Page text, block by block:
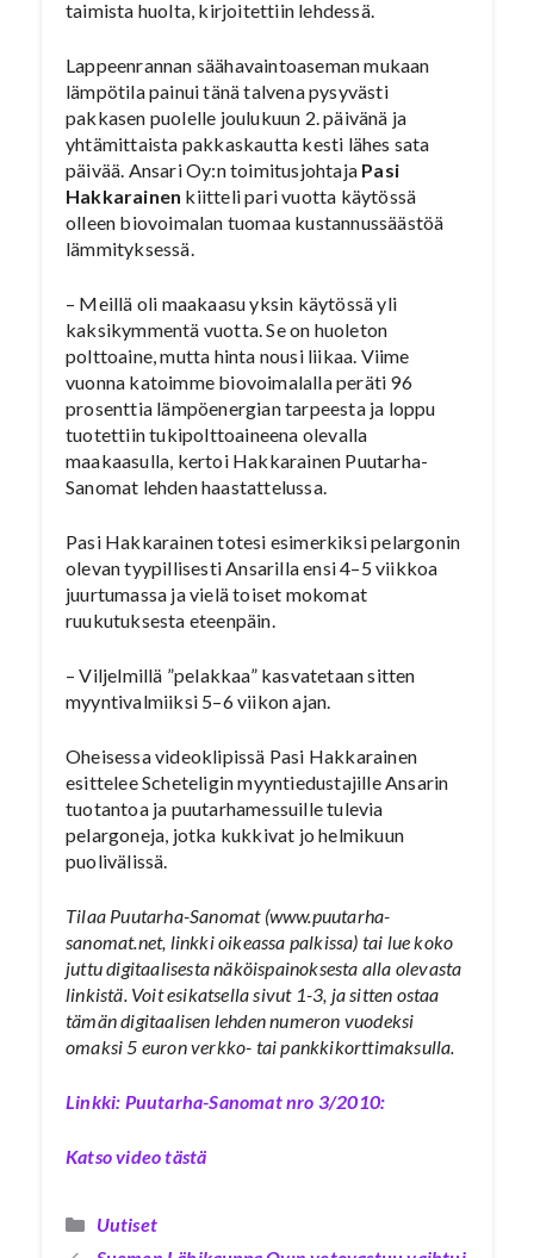
taimista huolta, kirjoitettiin lehdessä.
Lappeenrannan säähavaintoaseman mukaan
lämpötila painui tänä talvena pysyvästi
pakkasen puolelle joulukuun 2. päivänä ja
yhtämittaista pakkaskautta kesti lähes sata
päivää. Ansari Oy:n toimitusjohtaja Pasi
Hakkarainen kiitteli pari vuotta käytössä
olleen biovoimalan tuomaa kustannussäästöä
lämmityksessä.
– Meillä oli maakaasu yksin käytössä yli
kaksikymmentä vuotta. Se on huoleton
polttoaine, mutta hinta nousi liikaa. Viime
vuonna katoimme biovoimalalla peräti 96
prosenttia lämpöenergian tarpeesta ja loppu
tuotettiin tukipolttoaineena olevalla
maakaasulla, kertoi Hakkarainen Puutarha-
Sanomat lehden haastattelussa.
Pasi Hakkarainen totesi esimerkiksi pelargonin
olevan tyypillisesti Ansarilla ensi 4–5 viikkoa
juurtumassa ja vielä toiset mokomat
ruukutuksesta eteenpäin.
– Viljelmillä ”pelakkaa” kasvatetaan sitten
myyntivalmiiksi 5–6 viikon ajan.
Oheisessa videoklipissä Pasi Hakkarainen
esittelee Scheteligin myyntiedustajille Ansarin
tuotantoa ja puutarhamessuille tulevia
pelargoneja, jotka kukkivat jo helmikuun
puolivälissä.
Tilaa Puutarha-Sanomat (www.puutarha-
sanomat.net, linkki oikeassa palkissa) tai lue koko
juttu digitaalisesta näköispainoksesta alla olevasta
linkistä. Voit esikatsella sivut 1-3, ja sitten ostaa
tämän digitaalisen lehden numeron vuodeksi
omaksi 5 euron verkko- tai pankkikorttimaksulla.
Linkki: Puutarha-Sanomat nro 3/2010:
Katso video tästä
Kategoriat
Uutiset